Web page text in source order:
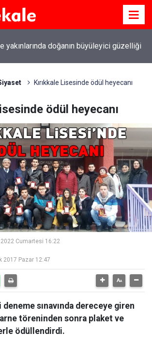
yakınlarında doğanın büyüleyici güzelliği
Kırıkkale Lisesinde ödül heyecanı
ödül heyecanı
2022 Cumartesi 16:22
2017 Pazar 12:47
deneme sınavında dereceye giren
töreninden sonra plaket ve
ödüllendirdi.